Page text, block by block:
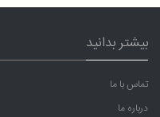
بیشتر بدانید
تماس با ما
درباره ما